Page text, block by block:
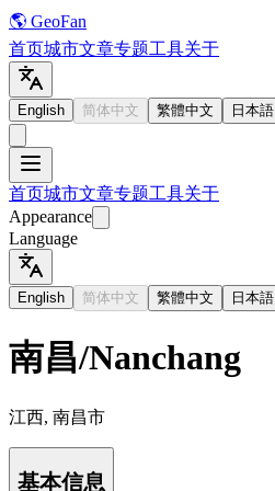
🌎 GeoFan
首页城市文章专题工具关于
English 简体中文 繁體中文 日本語
首页城市文章专题工具关于
Appearance
Language
English 简体中文 繁體中文 日本語
南昌/Nanchang
江西, 南昌市
基本信息